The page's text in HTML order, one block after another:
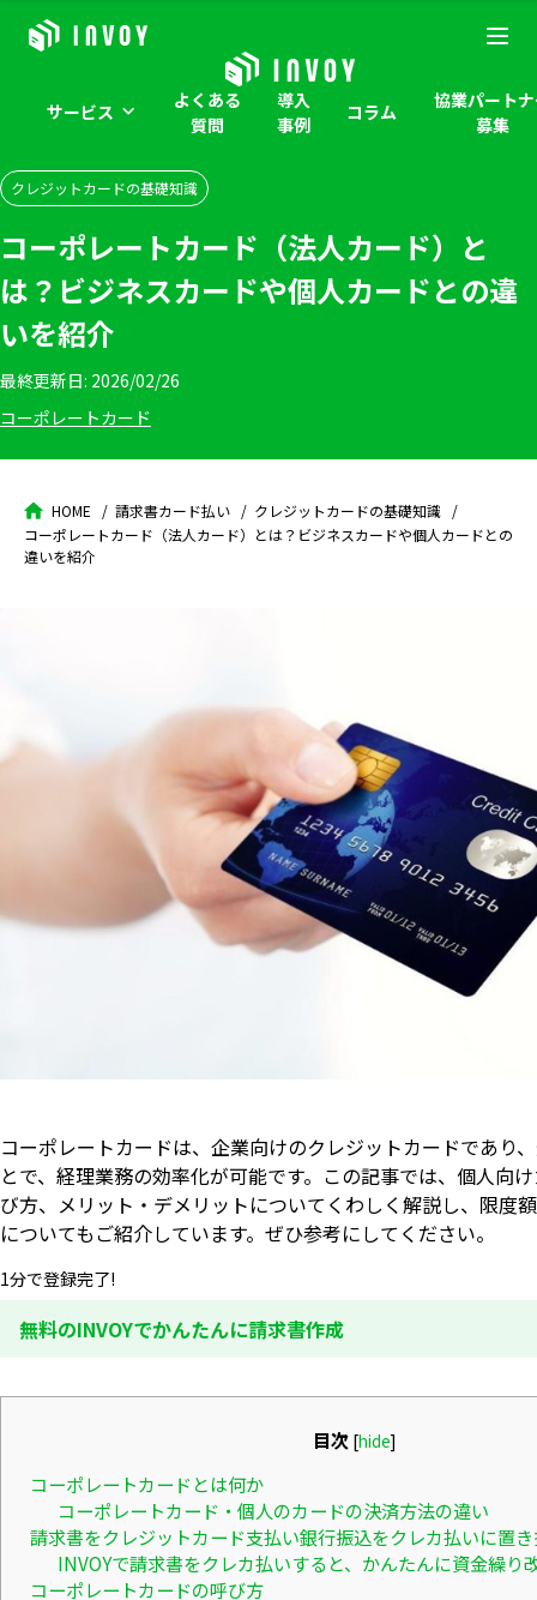
サービス
よくある
質問
導入
事例
コラム
協業パート
募集
クレジットカードの基礎知識
コーポレートカード（法人カード）と
は？ビジネスカードや個人カードとの違
いを紹介
最終更新日: 2026/02/26
コーポレートカード
HOME 請求書カード払い
クレジットカードの基礎知識
コーポレートカード（法人カード）とは？ビジネスカードや個人カードとの
違いを紹介
コーポレートカードは、企業向けのクレジットカードであり
とで、経理業務の効率化が可能です。この記事では、個人向
び方、メリット・デメリットについてくわしく解説し、限度
についてもご紹介しています。ぜひ参考にしてください。
1分で登録完了!
無料のINVOYでかんたんに請求書作成
目次 [hide]
コーポレートカードとは何か
コーポレートカード・個人のカードの決済方法の違い
請求書をクレジットカード支払い銀行振込をクレカ払いに置
INVOYで請求書をクレカ払いすると、かんたんに資金繰り
コーポレートカードの呼び方